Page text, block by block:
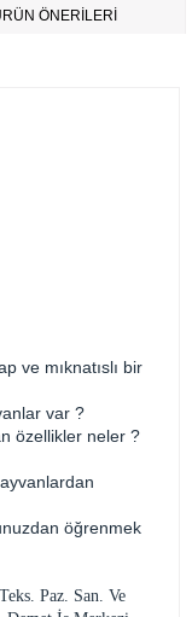
ÖNERILERI
ve mıknatıslı bir
var ?
özellikler neler ?
öğrenmek
Paz. San. Ve